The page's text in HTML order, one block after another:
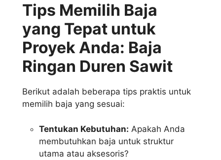
Tips Memilih Baja
yang Tepat untuk
Proyek Anda: Baja
Ringan Duren Sawit
Berikut adalah beberapa tips praktis untuk
memilih baja yang sesuai:
Tentukan Kebutuhan: Apakah Anda
membutuhkan baja untuk struktur
utama atau aksesoris?